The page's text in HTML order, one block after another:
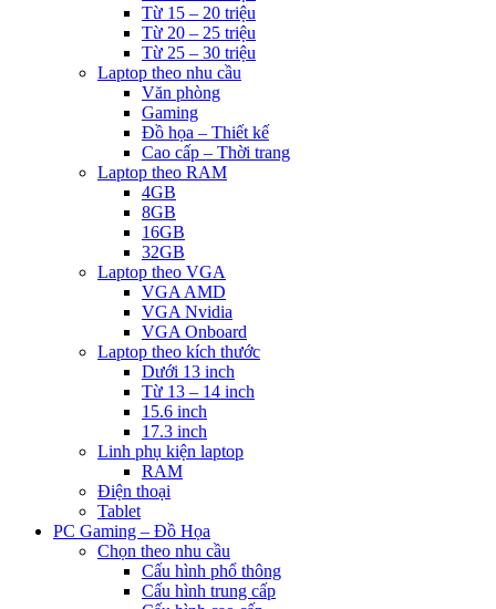
Từ 15 – 20 triệu
Từ 20 – 25 triệu
Từ 25 – 30 triệu
Laptop theo nhu cầu
Văn phòng
Gaming
Đồ họa – Thiết kế
Cao cấp – Thời trang
Laptop theo RAM
4GB
8GB
16GB
32GB
Laptop theo VGA
VGA AMD
VGA Nvidia
VGA Onboard
Laptop theo kích thước
Dưới 13 inch
Từ 13 – 14 inch
15.6 inch
17.3 inch
Linh phụ kiện laptop
RAM
Điện thoại
Tablet
PC Gaming – Đồ Họa
Chọn theo nhu cầu
Cấu hình phổ thông
Cấu hình trung cấp